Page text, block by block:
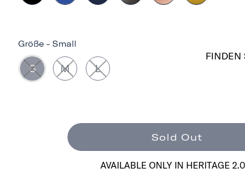
Größe - Small
S M L
FINDEN
Sold Out
AVAILABLE ONLY IN HERITAGE